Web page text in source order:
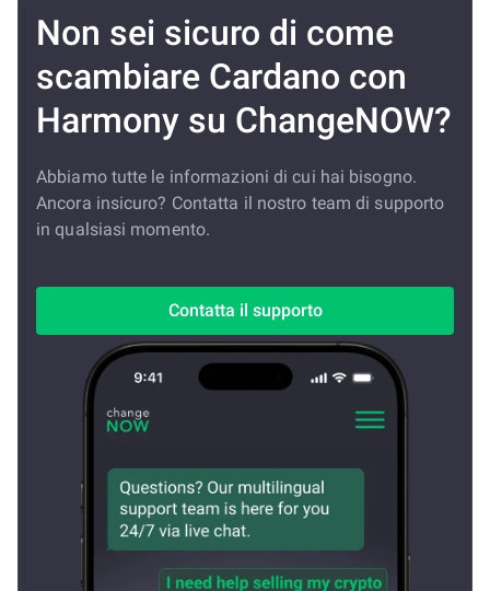
Non sei sicuro di come
scambiare Cardano con
Harmony su ChangeNOW?
Abbiamo tutte le informazioni di cui hai bisogno.
Ancora insicuro? Contatta il nostro team di supporto
in qualsiasi momento.
Contatta il supporto